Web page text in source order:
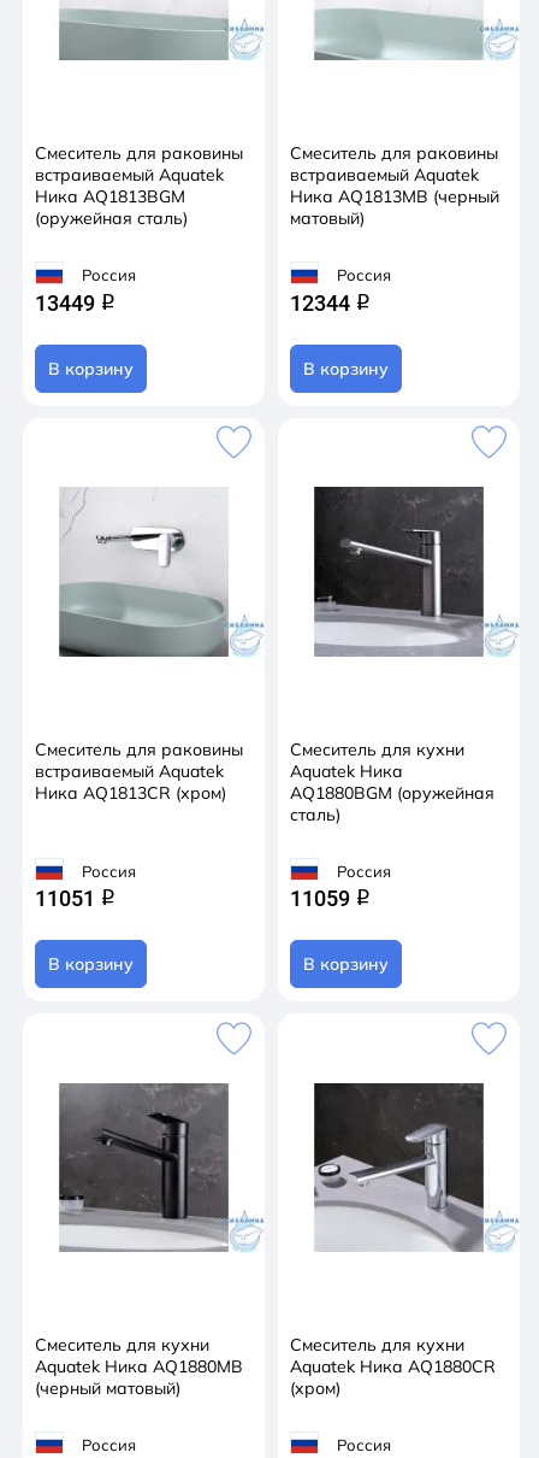
Смеситель для раковины
встраиваемый Aquatek
Ника AQ1813BGM
(оружейная сталь)
Россия
13449 q
В корзину
Смеситель для раковины
встраиваемый Aquatek
Ника AQ1813MB (черный
матовый)
Россия
12344 q
В корзину
Смеситель для раковины
встраиваемый Aquatek
Ника AQ1813CR (хром)
Россия
11051 q
В корзину
Смеситель для кухни
Aquatek Ника
AQ1880BGM (оружейная
сталь)
Россия
11059 q
В корзину
Смеситель для кухни
Aquatek Ника AQ1880MB
(черный матовый)
Россия
Смеситель для кухни
Aquatek Ника AQ1880CR
(хром)
Россия